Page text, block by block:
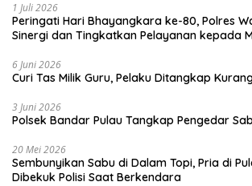
1 Juli 2026
Peringati Hari Bhayangkara ke-80, Polres
Sinergi dan Tingkatkan Pelayanan kepada
6 Juni 2026
Curi Tas Milik Guru, Pelaku Ditangkap
3 Juni 2026
Polsek Bandar Pulau Tangkap Pengedar
20 Mei 2026
Sembunyikan Sabu di Dalam Topi, Pria di
Dibekuk Polisi Saat Berkendara